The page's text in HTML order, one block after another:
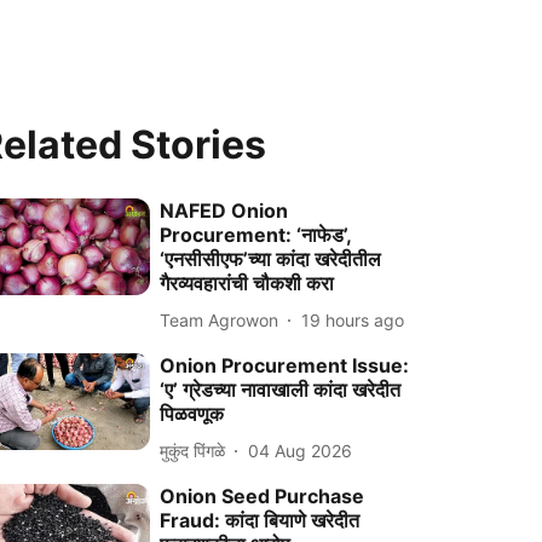
Stories
NAFED Onion
Procurement: ‘नाफेड’,
‘एनसीसीएफ’च्या कांदा खरेदीतील
गैरव्यवहारांची चौकशी करा
Team Agrowon 19 hours ago
Onion Procurement Issue:
‘ए’ ग्रेडच्या नावाखाली कांदा खरेदीत
पिळवणूक
मुकुंद पिंगळे 04 Aug 2026
Onion Seed Purchase
Fraud: कांदा बियाणे खरेदीत